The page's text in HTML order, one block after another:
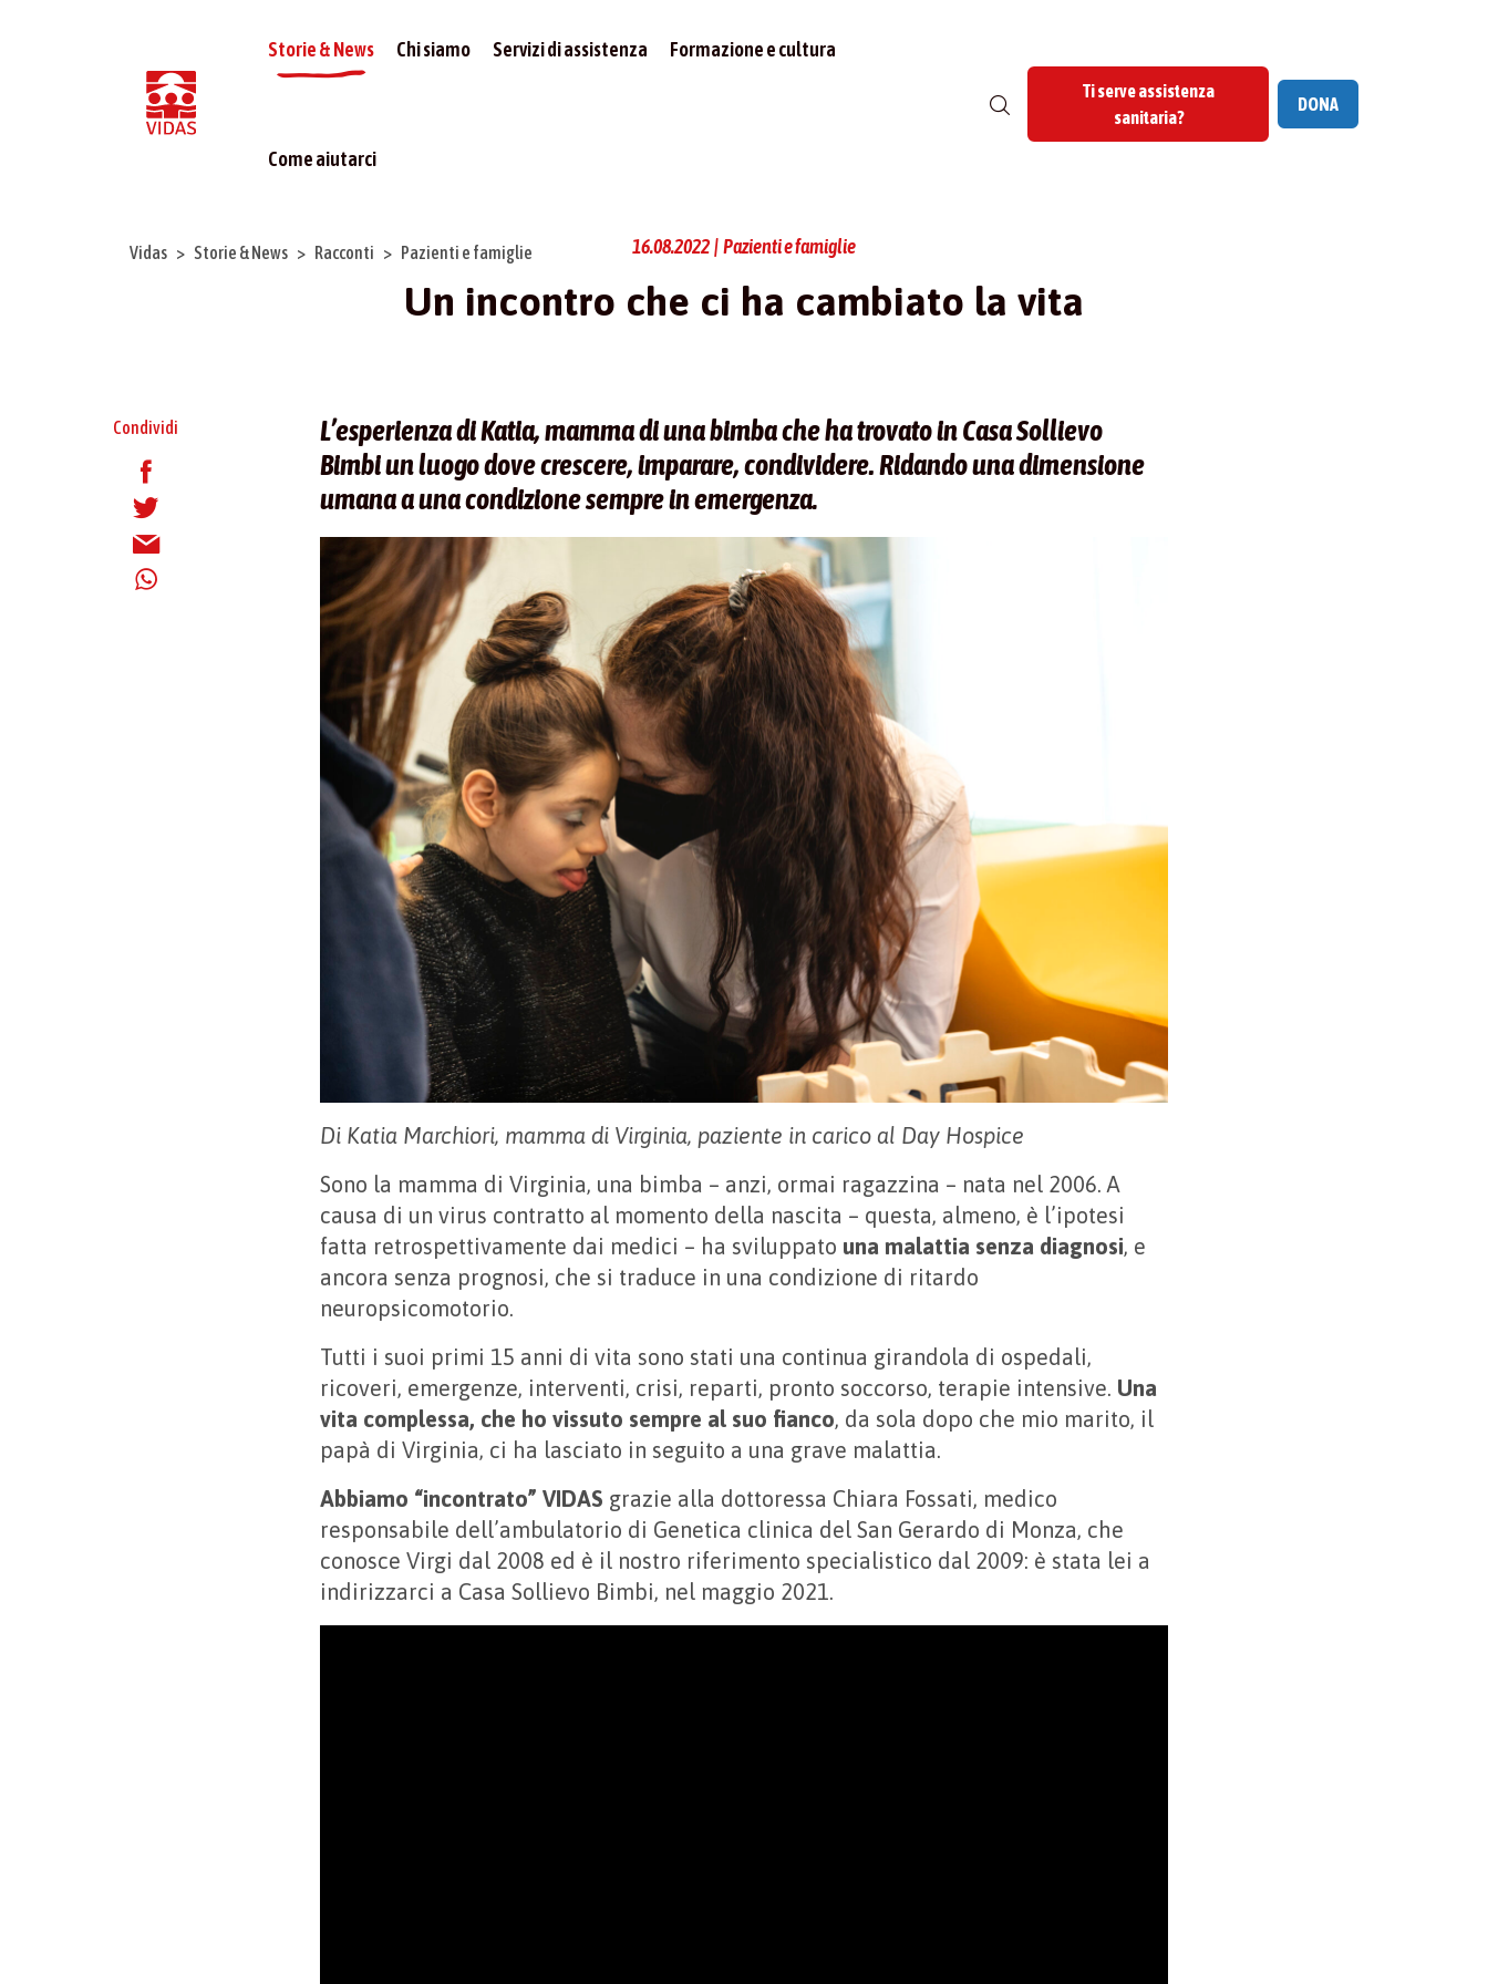
Storie & News Chi siamo Servizi di assistenza Formazione e cultura
Come aiutarci
Ti serve assistenza
sanitaria?
DONA
Vidas Storie & News Racconti Pazienti e famiglie 16.08.2022 | Pazienti e famiglie
Un incontro che ci ha cambiato la vita
Condividi
L’esperienza di Katia, mamma di una bimba che ha trovato in Casa Sollievo
Bimbi un luogo dove crescere, imparare, condividere. Ridando una dimensione
umana a una condizione sempre in emergenza.
Di Katia Marchiori, mamma di Virginia, paziente in carico al Day Hospice
Sono la mamma di Virginia, una bimba – anzi, ormai ragazzina – nata nel 2006. A
causa di un virus contratto al momento della nascita – questa, almeno, è l’ipotesi
fatta retrospettivamente dai medici – ha sviluppato una malattia senza diagnosi, e
ancora senza prognosi, che si traduce in una condizione di ritardo
neuropsicomotorio.
Tutti i suoi primi 15 anni di vita sono stati una continua girandola di ospedali,
ricoveri, emergenze, interventi, crisi, reparti, pronto soccorso, terapie intensive. Una
vita complessa, che ho vissuto sempre al suo fianco, da sola dopo che mio marito, il
papà di Virginia, ci ha lasciato in seguito a una grave malattia.
Abbiamo “incontrato” VIDAS grazie alla dottoressa Chiara Fossati, medico
responsabile dell’ambulatorio di Genetica clinica del San Gerardo di Monza, che
conosce Virgi dal 2008 ed è il nostro riferimento specialistico dal 2009: è stata lei a
indirizzarci a Casa Sollievo Bimbi, nel maggio 2021.